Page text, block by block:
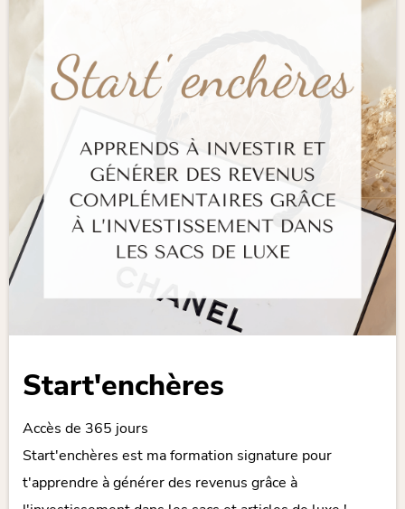
Start'enchères
Accès de 365 jours
Start'enchères est ma formation signature pour
t'apprendre à générer des revenus grâce à